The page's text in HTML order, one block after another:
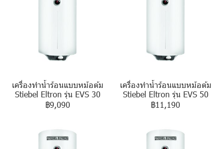
เครื่องทำน้ำร้อนแบบหม้อต้ม
Stiebel Eltron รุ่น EVS 30
฿9,090
เครื่องทำน้ำร้อนแบบหม้อต้ม
Stiebel Eltron รุ่น EVS 50
฿11,190